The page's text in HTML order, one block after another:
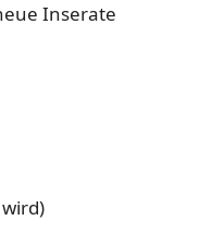
Inserate